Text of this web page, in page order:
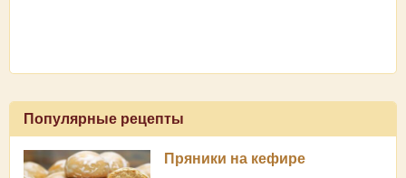
Популярные рецепты
Пряники на кефире